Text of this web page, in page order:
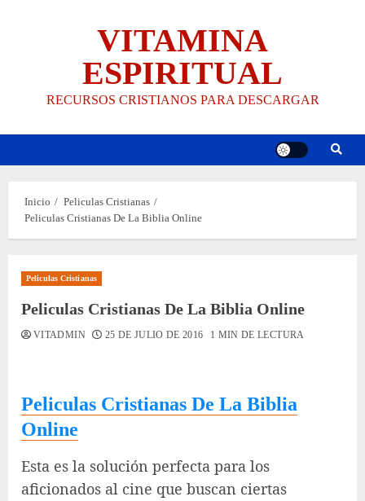
VITAMINA
ESPIRITUAL
RECURSOS CRISTIANOS PARA DESCARGAR
Inicio
Peliculas Cristianas
Peliculas Cristianas De La Biblia Online
Peliculas Cristianas
Peliculas Cristianas De La Biblia Online
VITADMIN 25 DE JULIO DE 2016 1 MIN DE LECTURA
Peliculas Cristianas De La Biblia
Online
Esta es la solución perfecta para los
aficionados al cine que buscan ciertas